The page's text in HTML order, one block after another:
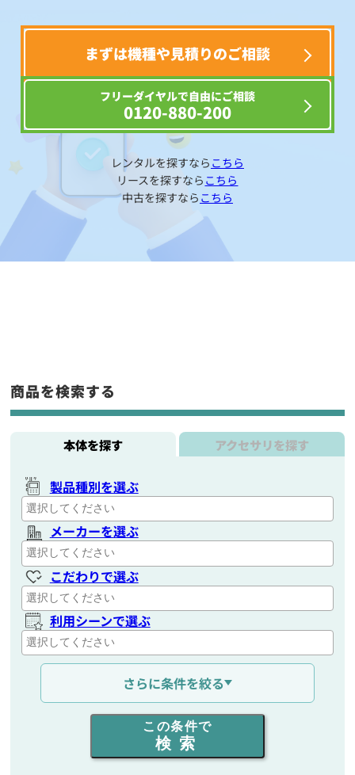
まずは機種や見積りのご相談
フリーダイヤルで自由にご相談
0120-880-200
レンタルを探すなら こちら
リースを探すなら こちら
中古を探すなら こちら
商品を検索する
本体を探す アクセサリを探す
製品種別を選ぶ
メーカーを選ぶ
こだわりで選ぶ
利用シーンで選ぶ
通信距離を選ぶ
出力を選ぶ
同時通話人数を選ぶ
さらに条件を絞る
この条件で
検索